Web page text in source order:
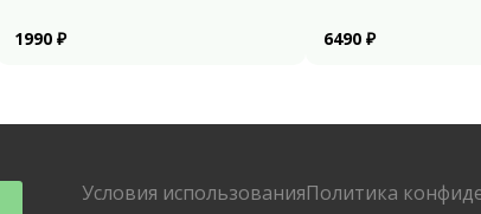
1990 ₽ 6490 ₽
Условия использованияПолитика